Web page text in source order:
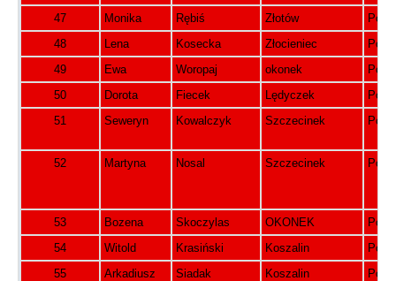
47
Monika Rębiś Złotów
48
Lena Kosecka Złocieniec
49
Ewa Woropaj okonek
50
Dorota Fiecek Lędyczek
51
Seweryn Kowalczyk Szczecinek
52 Martyna Nosal Szczecinek
53 Bozena Skoczylas OKONEK
54
Witold Krasiński Koszalin
55
Arkadiusz Siadak Koszalin